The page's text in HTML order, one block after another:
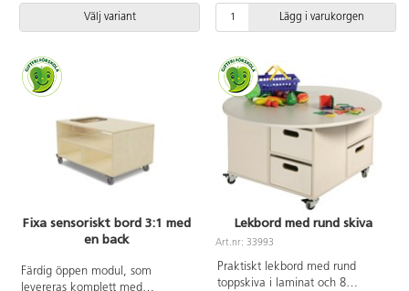
björkplywood. Färger med HT är
med högtryckslaminat. Björk och
plywood. Plastback med lock
mått B39xL29xD12,5 cm. Mått:
B45xD58xH31 cm.
Välj variant
5 små hjul varav 2 är låsbara.
Lägg i varukorgen
Fixa sensoriskt bord 3:1 med
en back
Färdig öppen modul, som
levereras komplett med
Lekbord med rund skiva
Art.nr: 33993
Praktiskt lekbord med rund
toppskiva i laminat och 8